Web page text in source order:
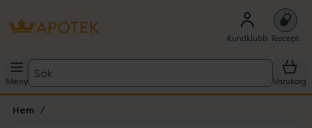
Kundklubb Recept
Meny
Sök
Varukorg
Hem